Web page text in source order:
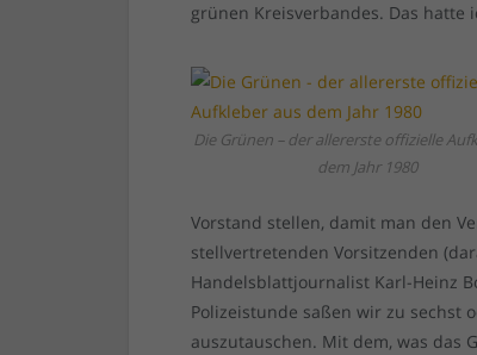
grünen Kreisverbandes. Das hatte
Die Grünen – der allererste offizielle
dem Jahr 1980
Vorstand stellen, damit man den
stellvertretenden Vorsitzenden
Handelsblattjournalist Karl-Heinz
Polizeistunde saßen wir zu sechst
auszutauschen. Mit dem, was das